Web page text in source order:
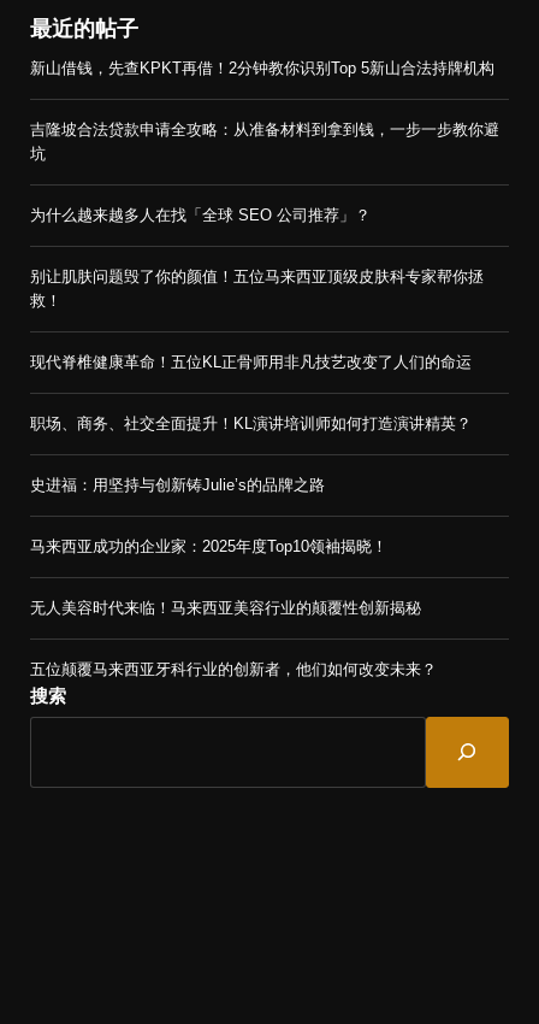
最近的帖子
新山借钱，先查KPKT再借！2分钟教你识别Top 5新山合法持牌机构
吉隆坡合法贷款申请全攻略：从准备材料到拿到钱，一步一步教你避
坑
为什么越来越多人在找「全球 SEO 公司推荐」？
别让肌肤问题毁了你的颜值！五位马来西亚顶级皮肤科专家帮你拯
救！
现代脊椎健康革命！五位KL正骨师用非凡技艺改变了人们的命运
职场、商务、社交全面提升！KL演讲培训师如何打造演讲精英？
史进福：用坚持与创新铸Julie’s的品牌之路
马来西亚成功的企业家：2025年度Top10领袖揭晓！
无人美容时代来临！马来西亚美容行业的颠覆性创新揭秘
五位颠覆马来西亚牙科行业的创新者，他们如何改变未来？
搜索